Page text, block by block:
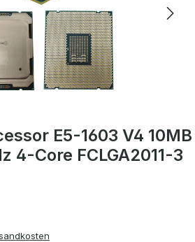
E5-1603 V4 10MB
4-Core FCLGA2011-3